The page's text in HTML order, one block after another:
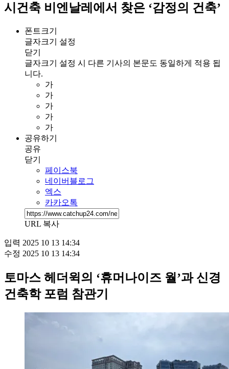
시건축 비엔날레에서 찾은 ‘감정의 건축’
폰트크기
글자크기 설정
닫기
글자크기 설정 시 다른 기사의 본문도 동일하게 적용 됩
니다.
가
가
가
가
가
공유하기
공유
닫기
페이스북
네이버블로그
엑스
카카오톡
URL 복사
입력 2025 10 13 14:34
수정 2025 10 13 14:34
토마스 헤더윅의 ‘휴머나이즈 월’과 신경
건축학 포럼 참관기